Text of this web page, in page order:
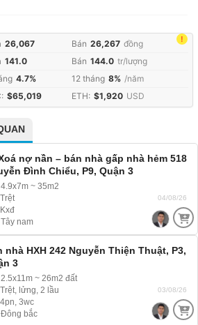
!
26,067 Bán 26,267 đồng
141.0 Bán 144.0 tr/lượng
4.7% 12 tháng 8% /năm
$65,019 ETH: $1,920 USD
nợ nần – bán nhà gấp nhà hẻm 518
Đình Chiểu, P9, Quận 3
4.9x7m ~ 35m2
Trệt
Kxđ
Tây nam
04/08/26
nhà HXH 242 Nguyễn Thiện Thuật, P3,
3
2.5x11m ~ 26m2 đất
Trệt, lửng, 2 lầu
4pn, 3wc
Đông bắc
03/08/26